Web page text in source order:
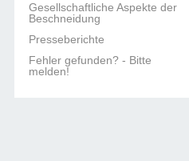
Gesellschaftliche Aspekte der
Beschneidung
Presseberichte
Fehler gefunden? - Bitte
melden!